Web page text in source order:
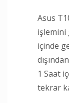
Asus
işlemini
içinde
1 Saat
tekrar